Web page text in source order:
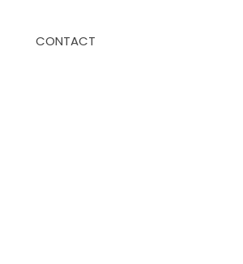
CONTACT